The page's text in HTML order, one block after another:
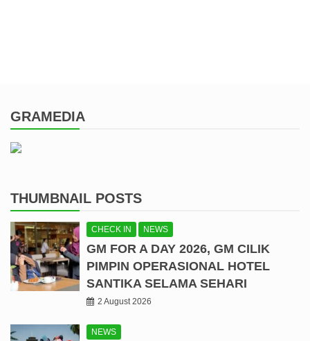
GRAMEDIA
THUMBNAIL POSTS
CHECK IN NEWS
GM FOR A DAY 2026, GM CILIK
PIMPIN OPERASIONAL HOTEL
SANTIKA SELAMA SEHARI
2 August 2026
NEWS